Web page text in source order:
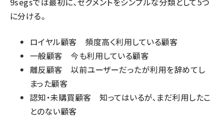
に分ける。
ロイヤル顧客 頻度高く利用している顧客
一般顧客 今も利用している顧客
離反顧客 以前ユーザーだったが利用を辞めてし
まった顧客
認知・未購買顧客 知ってはいるが、まだ利用したこ
とのない顧客